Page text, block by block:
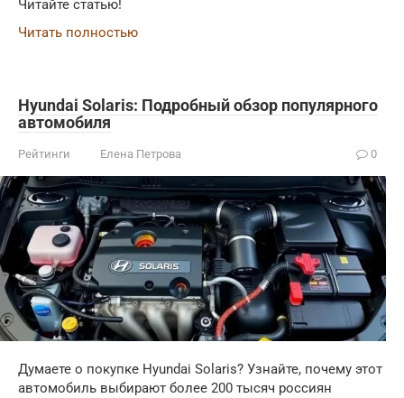
Читайте статью!
Читать полностью
Hyundai Solaris: Подробный обзор популярного
автомобиля
Рейтинги Елена Петрова 0
Думаете о покупке Hyundai Solaris? Узнайте, почему этот
автомобиль выбирают более 200 тысяч россиян